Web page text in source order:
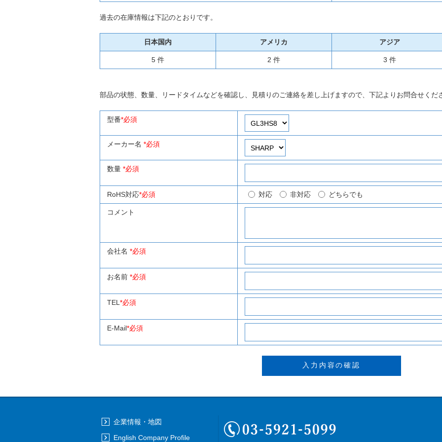
過去の在庫情報は下記のとおりです。
日本国内 アメリカ アジア
5 件 2 件 3 件
部品の状態、数量、リードタイムなどを確認し、見積りのご連絡を差し上げますので、下記よりお問合せくだ
型番*必須
メーカー名 *必須
数量 *必須
RoHS対応*必須 対応 非対応 どちらでも
コメント
会社名 *必須
お名前 *必須
TEL *必須
E-Mail*必須
企業情報・地図
English Company Profile